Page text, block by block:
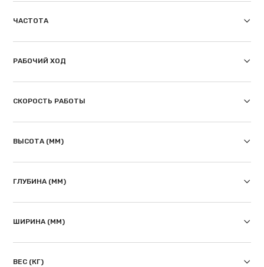
ЧАСТОТА
РАБОЧИЙ ХОД
СКОРОСТЬ РАБОТЫ
ВЫСОТА (ММ)
ГЛУБИНА (ММ)
ШИРИНА (ММ)
ВЕС (КГ)